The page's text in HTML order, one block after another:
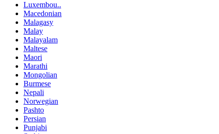
Luxembou..
Macedonian
Malagasy
Malay
Malayalam
Maltese
Maori
Marathi
Mongolian
Burmese
Nepali
Norwegian
Pashto
Persian
Punjabi